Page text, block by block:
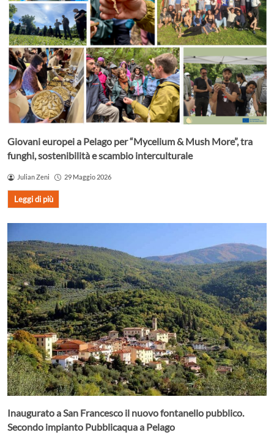
Giovani europei a Pelago per “Mycelium & Mush More”, tra
funghi, sostenibilità e scambio interculturale
Julian Zeni 29 Maggio 2026
Leggi di più
Inaugurato a San Francesco il nuovo fontanello pubblico.
Secondo impianto Pubblicaqua a Pelago